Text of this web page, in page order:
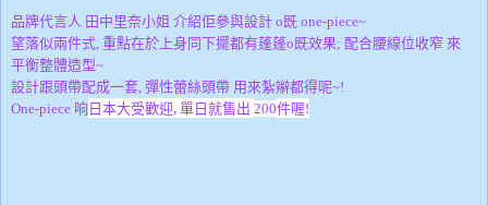
品牌代言人 田中里奈小姐 介紹佢參與設計 o既 one-piece~
望落似兩件式, 重點在於上身同下擺都有蓬蓬o既效果; 配合腰線位收窄 來
平衡整體造型~
設計跟頭帶配成一套, 彈性蕾絲頭帶 用來紮辮都得呢~!
One-piece 响 日本大受歡迎,單日就售出 200件喔!